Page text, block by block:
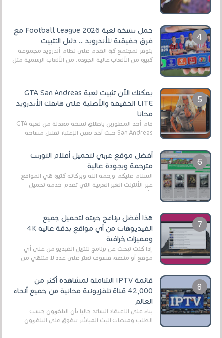
حمل نسخة لعبة Football League 2026 مع
فرق حقيقية للأندرويد .. دليل التثبيت
يتوفر لمجتمع كرة القدم على نظام أندرويد مجموعة
كبيرة من الألعاب عالية الجودة. من الألعاب الرسمية مثل
يمكنك الآن تثبيت لعبة GTA San Andreas
LITE الخفيفة والأصلية على هاتفك الأندرويد
مجانا
قام أحد المطورين بإطلاق نسخة معدلة من لعبة GTA
San Andreas حيث أخد بعين الإعتبار تقليل مساحة
أفضل موقع عربي لتحميل أفلام التورنت
مترجمة وبجودة عالية
السلام عليكم ورحمة الله وبركاته كثيرة هي المواقع
عبر الأنترنت الغير العربية التي تقدم خدمة تحميل
هذا أفضل برنامج جربته لتحميل جميع
الفيديوهات من أي مواقع بدقة عالية 4K
ومميزات خرافية
إذا كنت تبحث عن برنامج لتنزيل الفيديو من على أي
موقع أو منصة، فسوف تعثر على عدد لا منتهي من
قائمة IPTV الشاملة لمشاهدة أكثر من
42,000 قناة تلفزيونية مجانية من جميع أنحاء
العالم
بناءً على الاعتقاد السائد حاليًا بأن التلفزيون حسب
الطلب ومنصات البث المباشر تتفوق على التلفزيون